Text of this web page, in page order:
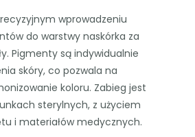
wprowadzeniu
do warstwy naskórka za
Pigmenty są indywidualnie
skóry, co pozwala na
koloru. Zabieg jest
sterylnych, z użyciem
i materiałów medycznych.